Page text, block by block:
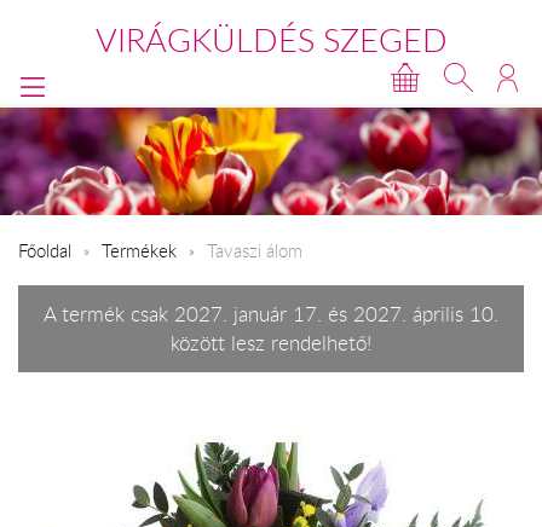
VIRÁGKÜLDÉS SZEGED
Főoldal Termékek Tavaszi álom
A termék csak 2027. január 17. és 2027. április 10.
között lesz rendelhető!